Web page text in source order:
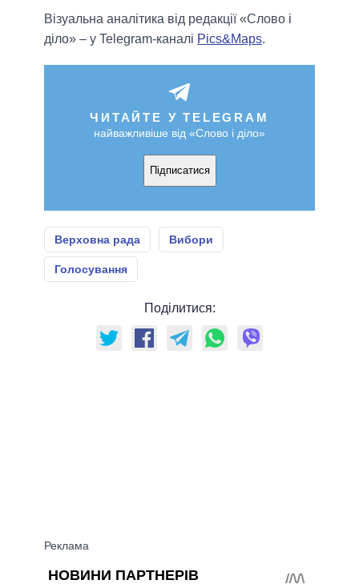
Візуальна аналітика від редакції «Слово і
діло» – у Telegram-каналі Pics&Maps.
ЧИТАЙТЕ У TELEGRAM
найважливіше від «Слово і діло»
Підписатися
Верховна рада Вибори
Голосування
Поділитися: